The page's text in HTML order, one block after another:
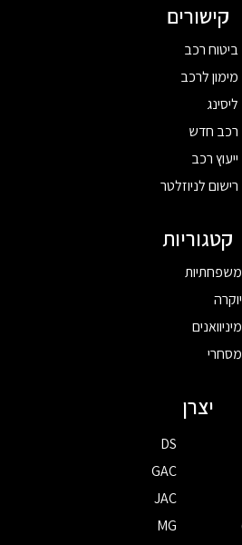
קישורים
ביטוח רכב
מימון לרכב
ליסינג
רכב חדש
ייעוץ רכב
רישום לניוזלטר
קטגוריות
משפחתיות
יוקרה
מיניוואנים
מסחרי
יצרן
DS
GAC
JAC
MG